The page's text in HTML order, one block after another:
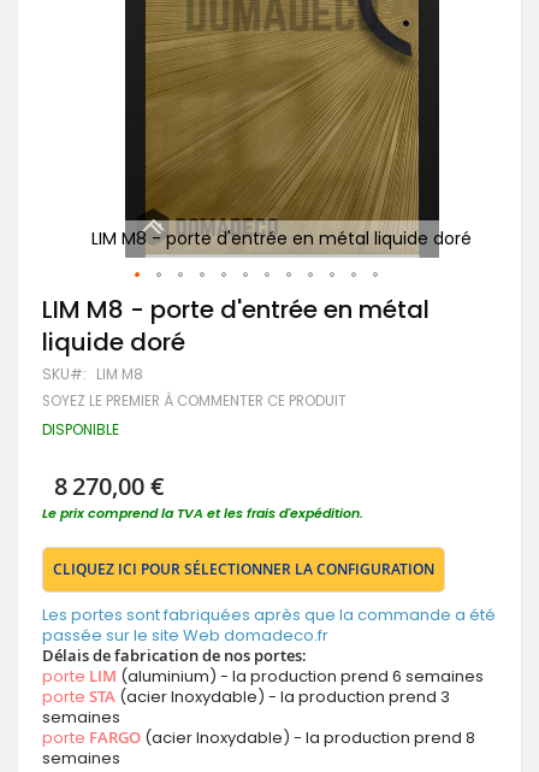
LIM M8 - porte d'entrée en métal liquide doré
Passer
au
début
de
la
Galerie
d’images
LIM M8 - porte d'entrée en métal
liquide doré
SKU LIM M8
SOYEZ LE PREMIER À COMMENTER CE PRODUIT
DISPONIBLE
8 270,00 €
Le prix comprend la TVA et les frais d'expédition.
CLIQUEZ ICI POUR SÉLECTIONNER LA CONFIGURATION
Les portes sont fabriquées après que la commande a été
passée sur le site Web domadeco.fr
Délais de fabrication de nos portes:
porte LIM (aluminium) - la production prend 6 semaines
porte STA (acier Inoxydable) - la production prend 3
semaines
porte FARGO (acier Inoxydable) - la production prend 8
semaines